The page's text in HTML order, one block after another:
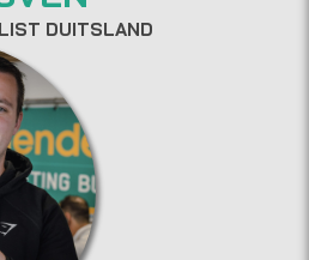
DUITSLAND